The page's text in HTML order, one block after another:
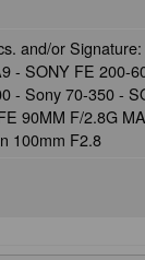
and/or Signature:
- SONY FE 200-
- Sony 70-350 -
90MM F/2.8G
100mm F2.8